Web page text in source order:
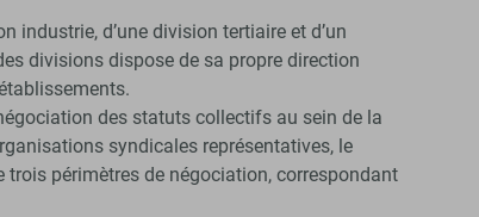
industrie, d’une division tertiaire et d’un
divisions dispose de sa propre direction
des statuts collectifs au sein de la
syndicales représentatives, le
trois périmètres de négociation, correspondant